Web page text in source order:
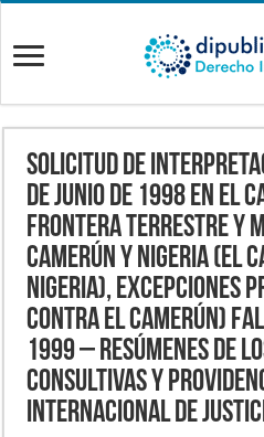
SOLICITUD DE
DE JUNIO DE 1998 EN EL
FRONTERA TERRESTRE Y
CAMERÚN Y NIGERIA (EL
NIGERIA), EXCEPCIONES
CONTRA EL CAMERÚN)
1999 – Resúmenes de
consultivas y
Internacional de